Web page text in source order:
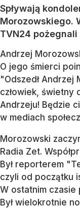
Spływają
Morozowskiego.
TVN24 pożegnali
Andrzej
O jego śmierci
"Odszedł Andrzej
człowiek, świetny
Andrzeju! Będzie
w mediach
Morozowski
Radia Zet.
Był reporterem
czyli od początku
W ostatnim czasie
Był wielokrotnie